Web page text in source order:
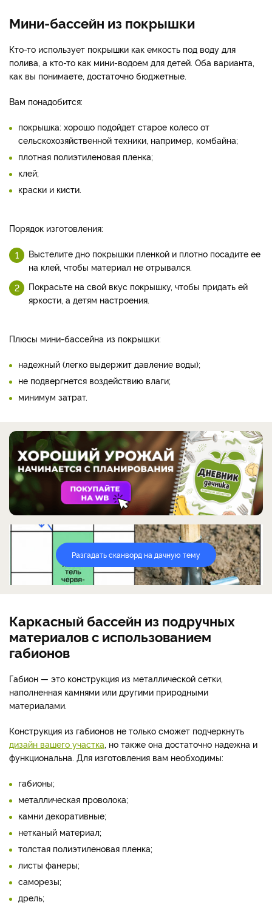
Мини-бассейн из покрышки
Кто-то использует покрышки как емкость под воду для
полива, а кто-то как мини-водоем для детей. Оба варианта,
как вы понимаете, достаточно бюджетные.
Вам понадобится:
покрышка: хорошо подойдет старое колесо от
сельскохозяйственной техники, например, комбайна;
плотная полиэтиленовая пленка;
клей;
краски и кисти.
Порядок изготовления:
Выстелите дно покрышки пленкой и плотно посадите ее
на клей, чтобы материал не отрывался.
Покрасьте на свой вкус покрышку, чтобы придать ей
яркости, а детям настроения.
Плюсы мини-бассейна из покрышки:
надежный (легко выдержит давление воды);
не подвергнется воздействию влаги;
минимум затрат.
Разгадать сканворд на дачную тему
Каркасный бассейн из подручных
материалов с использованием
габионов
Габион — это конструкция из металлической сетки,
наполненная камнями или другими природными
материалами.
Конструкция из габионов не только сможет подчеркнуть
дизайн вашего участка, но также она достаточно надежна и
функциональна. Для изготовления вам необходимы:
габионы;
металлическая проволока;
камни декоративные;
нетканый материал;
толстая полиэтиленовая пленка;
листы фанеры;
саморезы;
дрель;